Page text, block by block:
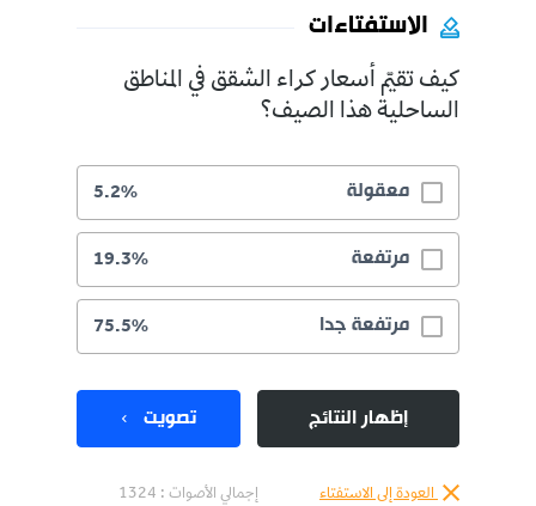
الاستفتاءات
كيف تقيّم أسعار كراء الشقق في المناطق
الساحلية هذا الصيف؟
معقولة 5.2%
مرتفعة 19.3%
مرتفعة جدا 75.5%
إظهار النتائج تصويت
العودة إلى الاستفتاء إجمالي الأصوات : 1324